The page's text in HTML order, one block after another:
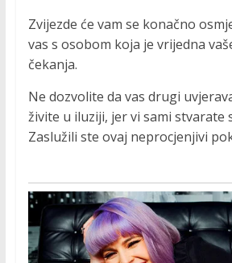
Zvijezde će vam se konačno
vas s osobom koja je vrijedna
čekanja.
Ne dozvolite da vas drugi
živite u iluziji, jer vi sami stvarate
Zaslužili ste ovaj neprocjenjivi